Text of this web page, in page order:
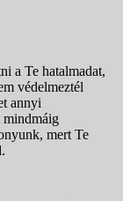
a Te hatalmadat,
védelmeztél
annyi
mindmáig
mert Te